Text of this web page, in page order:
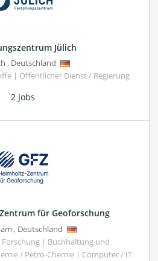
Jülich
, Deutschland
| Öffentlicher Dienst / Regierung
2 Jobs
für Geoforschung
, Deutschland
| Buchhaltung und
/ Petro-Chemie | Computer / IT